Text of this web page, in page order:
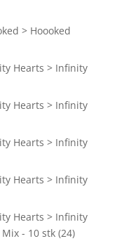
> Hoooked
Hearts > Infinity
Hearts > Infinity
Hearts > Infinity
Hearts > Infinity
Hearts > Infinity
- 10 stk (24)